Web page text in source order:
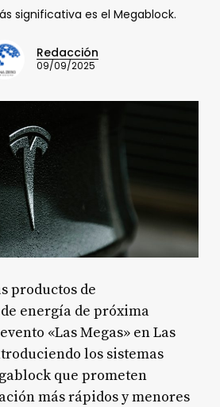
significativa es el Megablock.
Redacción
09/09/2025
productos de
energía de próxima
«Las Megas» en Las
los sistemas
que prometen
más rápidos y menores